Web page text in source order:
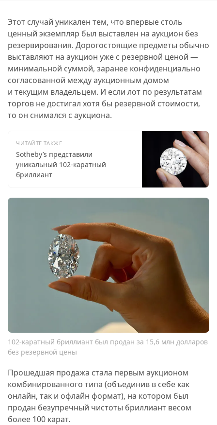
Этот случай уникален тем, что впервые столь
ценный экземпляр был выставлен на аукцион без
резервирования. Дорогостоящие предметы обычно
выставляют на аукцион уже с резервной ценой —
минимальной суммой, заранее конфиденциально
согласованной между аукционным домом
и текущим владельцем. И если лот по результатам
торгов не достигал хотя бы резервной стоимости,
то он снимался с аукциона.
ЧИТАЙТЕ ТАКЖЕ
Sotheby’s представили
уникальный 102-каратный
бриллиант
102-каратный бриллиант был продан за 15,6 млн долларов
без резервной цены
Прошедшая продажа стала первым аукционом
комбинированного типа (объединив в себе как
онлайн, так и офлайн формат), на котором был
продан безупречный чистоты бриллиант весом
более 100 карат.